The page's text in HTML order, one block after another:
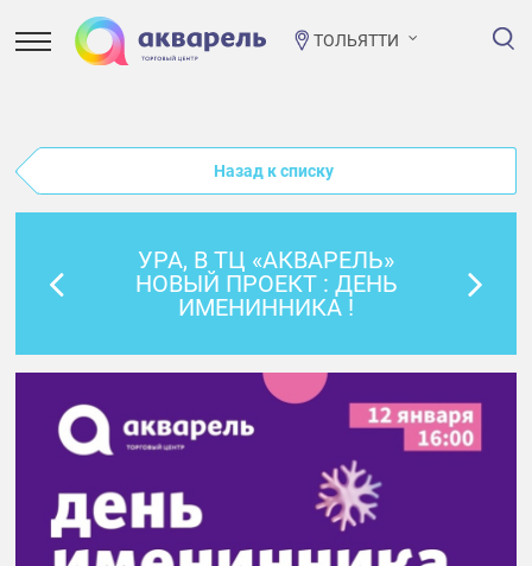
ТОЛЬЯТТИ
Назад к списку
УРА, В ТЦ «АКВАРЕЛЬ»
НОВЫЙ ПРОЕКТ : ДЕНЬ
ИМЕНИННИКА !